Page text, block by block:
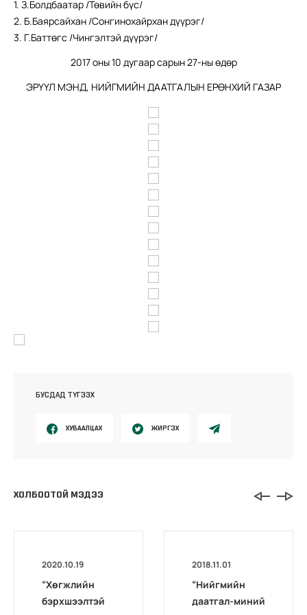
1. З.Болдбаатар /Төвийн бүс/
2. Б.Баярсайхан /Сонгинохайрхан дүүрэг/
3. Г.Баттөгс /Чингэлтэй дүүрэг/
2017 оны 10 дугаар сарын 27-ны өдөр
ЭРҮҮЛ МЭНД, НИЙГМИЙН ДААТГАЛЫН ЕРӨНХИЙ ГАЗАР
БУСДАД ТҮГЭЭХ
ХУВААЛЦАХ ЖИРГЭХ
ХОЛБООТОЙ МЭДЭЭ
2020.10.19
“Хөгжлийн
бэрхшээлтэй
2018.11.01
“Нийгмийн
даатгал-миний